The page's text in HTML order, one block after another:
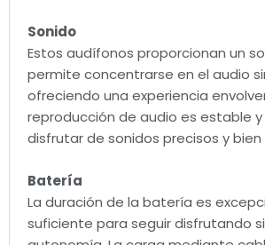
Sonido
Estos audífonos proporcionan un
permite concentrarse en el audio
ofreciendo una experiencia
reproducción de audio es estable
disfrutar de sonidos precisos y bien
Batería
La duración de la batería es
suficiente para seguir disfrutando